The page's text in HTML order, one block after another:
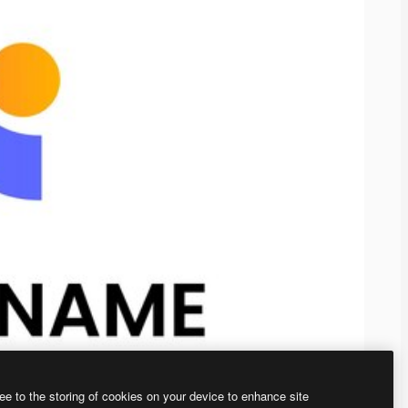
to the storing of cookies on your device to enhance site